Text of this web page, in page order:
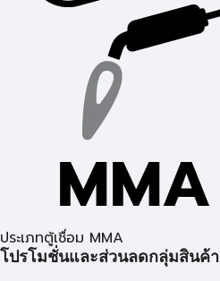
ประเภทตู้เชื่อม MMA
โปรโมชั่นและส่วนลดกลุ่มสินค้า